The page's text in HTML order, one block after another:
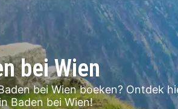
bei Wien
bei Wien boeken? Ontdek
Baden bei Wien!